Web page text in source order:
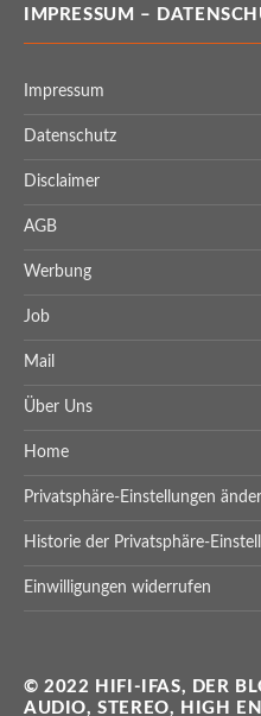
IMPRESSUM –
Impressum
Datenschutz
Disclaimer
AGB
Werbung
Job
Mail
Über Uns
Home
Privatsphäre-Einstellungen
Historie der Privatsphäre-
Einwilligungen widerrufen
© 2022 HIFI-IFAS, DER
AUDIO, STEREO, HIGH